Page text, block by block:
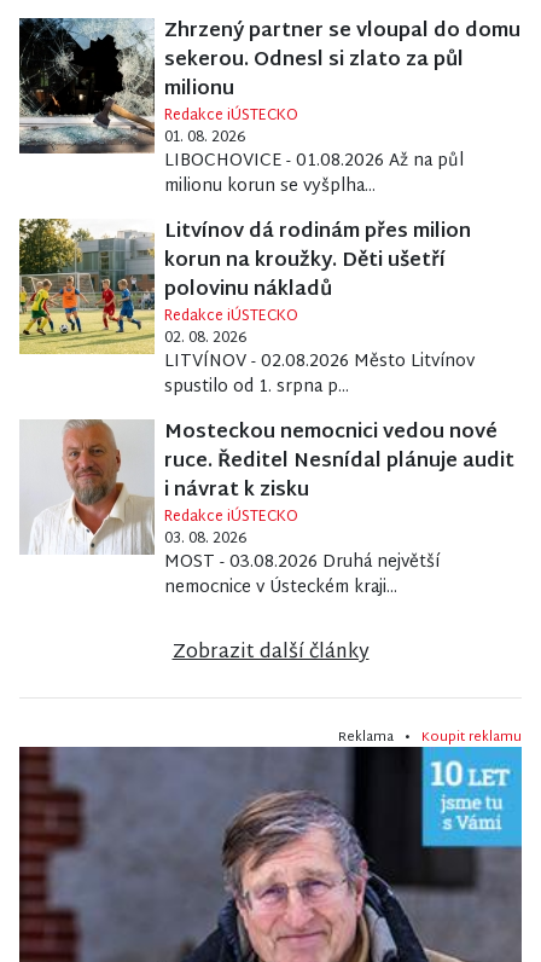
Zhrzený partner se vloupal do domu
sekerou. Odnesl si zlato za půl
milionu
Redakce iÚSTECKO
01. 08. 2026
LIBOCHOVICE - 01.08.2026 Až na půl
milionu korun se vyšplha...
Litvínov dá rodinám přes milion
korun na kroužky. Děti ušetří
polovinu nákladů
Redakce iÚSTECKO
02. 08. 2026
LITVÍNOV - 02.08.2026 Město Litvínov
spustilo od 1. srpna p...
Mosteckou nemocnici vedou nové
ruce. Ředitel Nesnídal plánuje audit
i návrat k zisku
Redakce iÚSTECKO
03. 08. 2026
MOST - 03.08.2026 Druhá největší
nemocnice v Ústeckém kraji...
Zobrazit další články
Reklama • Koupit reklamu